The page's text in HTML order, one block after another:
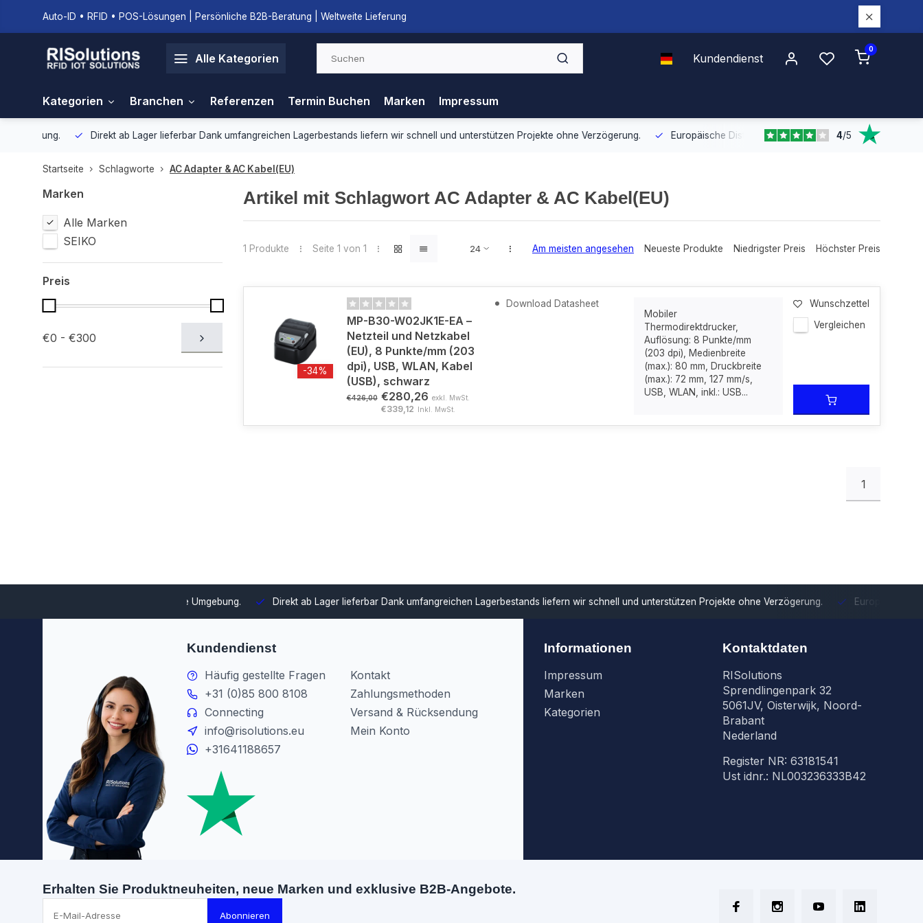
Auto-ID • RFID • POS-Lösungen | Persönliche B2B-Beratung | Weltweite Lieferung
Alle Kategorien Kundendienst
0
Kategorien Branchen Referenzen Termin Buchen Marken Impressum
Direkt ab Lager lieferbarDank umfangreichen Lagerbestands liefern wir schnell und unterstützen Projekte ohne Verzögerung. Europäische Distribution Mit unserer europaweiten Abdeckung
4/5
Startseite Schlagworte AC Adapter & AC Kabel(EU)
Marken
Alle Marken
SEIKO
Preis
€0 - €300
Artikel mit Schlagwort AC Adapter & AC Kabel(EU)
1 Produkte Seite 1 von 1 Am meisten angesehen Neueste Produkte Niedrigster Preis Höchster Preis
-34%
MP-B30-W02JK1E-EA –
Netzteil und Netzkabel
(EU), 8 Punkte/mm (203
dpi), USB, WLAN, Kabel
(USB), schwarz
€426,00 €280,26 exkl. MwSt.
€339,12 Inkl. MwSt.
Download Datasheet
Mobiler
Thermodirektdrucker,
Auflösung: 8 Punkte/mm
(203 dpi), Medienbreite
(max.): 80 mm, Druckbreite
(max.): 72 mm, 127 mm/s,
USB, WLAN, inkl.: USB...
Wunschzettel
Vergleichen
1
Direkt ab Lager lieferbar Dank umfangreichen Lagerbestands liefern wir schnell und unterstützen Projekte ohne Verzögerung. Europäische Distribution
Kundendienst
Häufig gestellte Fragen
+31 (0)85 800 8108
Connecting
info@risolutions.eu
+31641188657
Kontakt
Zahlungsmethoden
Versand & Rücksendung
Mein Konto
Informationen
Impressum
Marken
Kategorien
Kontaktdaten
RISolutions
Sprendlingenpark 32
5061JV, Oisterwijk, Noord-
Brabant
Nederland
Register NR: 63181541
Ust idnr.: NL003236333B42
Erhalten Sie Produktneuheiten, neue Marken und exklusive B2B-Angebote.
Abonnieren